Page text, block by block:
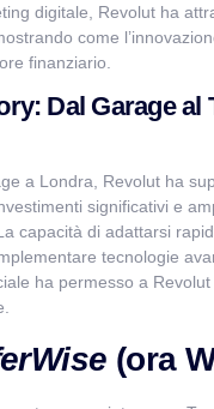
digitale, Revolut ha
come
finanziario.
Dal Garage al
a Londra, Revolut ha
significativi e
capacità di adattarsi
tecnologie
ha permesso a
(ora
l'agente AI di